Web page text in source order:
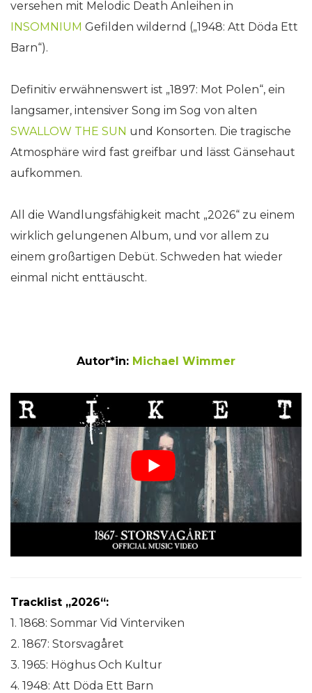
versehen mit Melodic Death Anleihen in
INSOMNIUM Gefilden wildernd („1948: Att Döda Ett
Barn“).
Definitiv erwähnenswert ist „1897: Mot Polen“, ein
langsamer, intensiver Song im Sog von alten
SWALLOW THE SUN und Konsorten. Die tragische
Atmosphäre wird fast greifbar und lässt Gänsehaut
aufkommen.
All die Wandlungsfähigkeit macht „2026“ zu einem
wirklich gelungenen Album, und vor allem zu
einem großartigen Debüt. Schweden hat wieder
einmal nicht enttäuscht.
Autor*in: Michael Wimmer
Tracklist „2026“:
1. 1868: Sommar Vid Vinterviken
2. 1867: Storsvagåret
3. 1965: Höghus Och Kultur
4. 1948: Att Döda Ett Barn